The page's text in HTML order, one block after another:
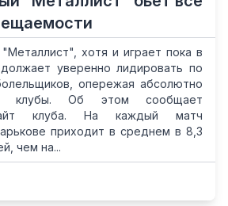
хотя и играет пока в
уверенно лидировать по
опережая абсолютно
клубы. Об этом сообщает
клуба. На каждый матч
приходит в среднем в 8,3
чем на...